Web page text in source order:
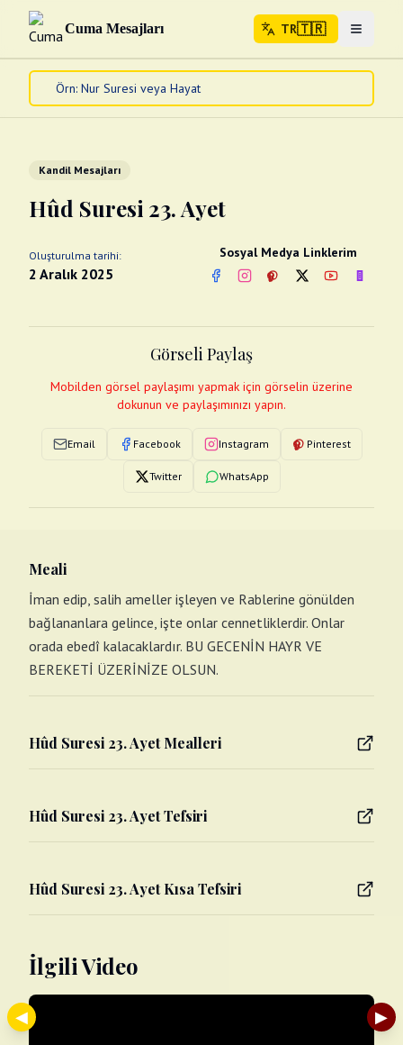
Cuma Mesajları TR🇹🇷 Menuyu
Ana Sayfa
Diğer
Abdest Videoları
Fotograflar
Kandil Mesajları
Hûd Suresi 23. Ayet
Oluşturulma tarihi:
2 Aralık 2025
Sosyal Medya Linklerim
FacebookInstagram
PinterestTwitterYouTube
Görseli Paylaş
Mobilden görsel paylaşımı yapmak için görselin üzerine
dokunun ve paylaşımınızı yapın.
Email Facebook Instagram Pinterest
Twitter WhatsApp
Meali
İman edip, salih ameller işleyen ve Rablerine gönülden
bağlananlara gelince, işte onlar cennetliklerdir. Onlar
orada ebedî kalacaklardır. BU GECENİN HAYR VE
BEREKETİ ÜZERİNİZE OLSUN.
Hûd Suresi 23. Ayet Mealleri
Hûd Suresi 23. Ayet Tefsiri
Hûd Suresi 23. Ayet Kısa Tefsiri
İlgili Video
◀ ▶